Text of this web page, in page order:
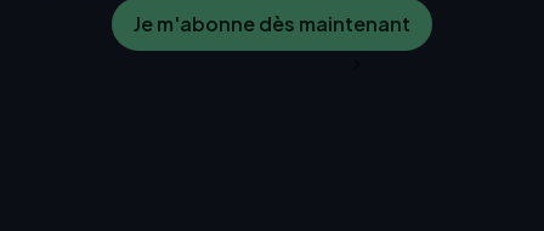
Je m'abonne dès maintenant